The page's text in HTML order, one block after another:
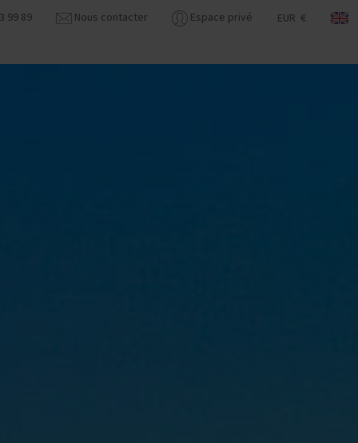
99 89 Nous contacter Espace privé EUR €